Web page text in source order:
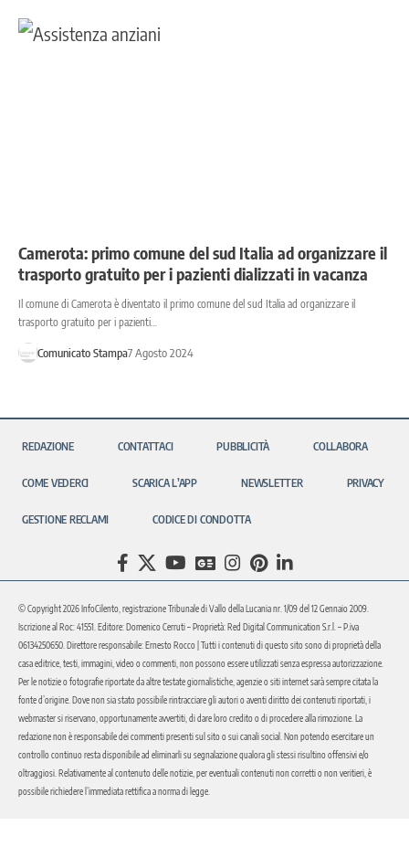
Camerota: primo comune del sud Italia ad organizzare il
trasporto gratuito per i pazienti dializzati in vacanza
Il comune di Camerota è diventato il primo comune del sud Italia ad organizzare il
trasporto gratuito per i pazienti…
Comunicato Stampa7 Agosto 2024
REDAZIONE CONTATTACI PUBBLICITÀ COLLABORA
COME VEDERCI SCARICA L’APP NEWSLETTER PRIVACY
GESTIONE RECLAMI CODICE DI CONDOTTA
© Copyright 2026 InfoCilento, registrazione Tribunale di Vallo della Lucania nr. 1/09 del 12 Gennaio 2009.
Iscrizione al Roc: 41551. Editore: Domenico Cerruti – Proprietà: Red Digital Communication S.r.l. – P.iva
06134250650. Direttore responsabile: Ernesto Rocco | Tutti i contenuti di questo sito sono di proprietà della
casa editrice, testi, immagini, video o commenti, non possono essere utilizzati senza espressa autorizzazione.
Per le notizie o fotografie riportate da altre testate giornalistiche, agenzie o siti internet sarà sempre citata la
fonte d’origine. Dove non sia stato possibile rintracciare gli autori o aventi diritto dei contenuti riportati, i
webmaster si riservano, opportunamente avvertiti, di dare loro credito o di procedere alla rimozione. La
redazione non è responsabile dei commenti presenti sul sito o sui canali social. Non potendo esercitare un
controllo continuo resta disponibile ad eliminarli su segnalazione qualora gli stessi risultino offensivi e/o
oltraggiosi. Relativamente al contenuto delle notizie, per eventuali contenuti non corretti o non veritieri, è
possibile richiedere l’immediata rettifica a norma di legge.